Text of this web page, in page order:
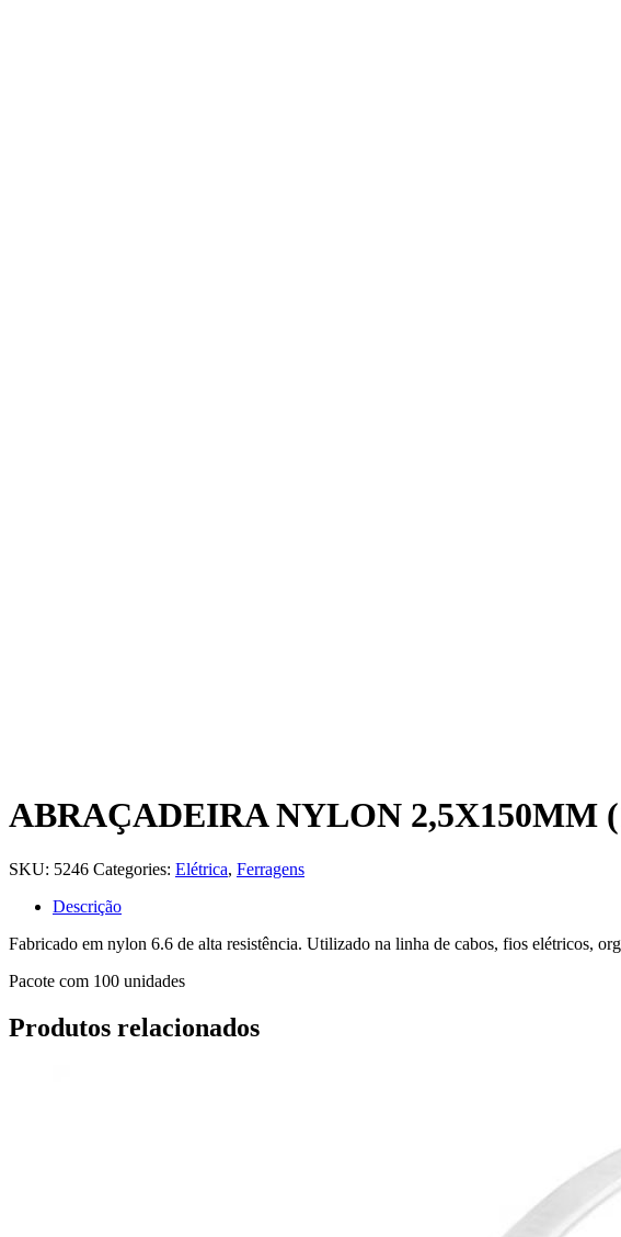
ABRAÇADEIRA NYLON 2,5X150MM
SKU: 5246 Categories: Elétrica, Ferragens
Descrição
Fabricado em nylon 6.6 de alta resistência. Utilizado na linha de cabos, fios elétricos,
Pacote com 100 unidades
Produtos relacionados